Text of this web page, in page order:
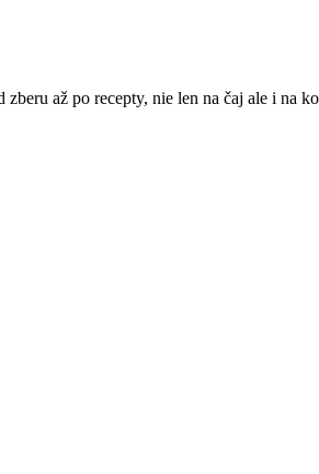
až po recepty, nie len na čaj ale i na